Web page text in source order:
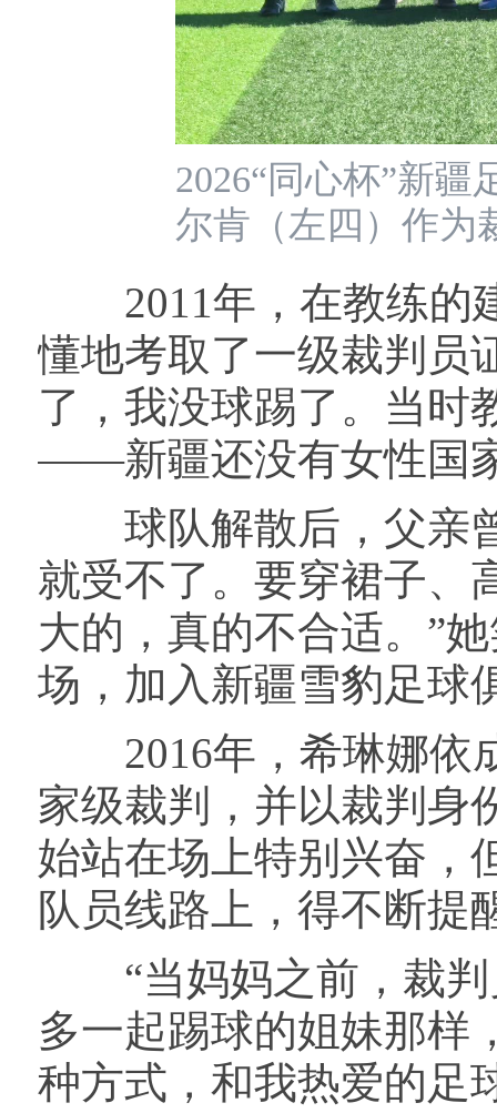
2026“同心杯”新疆
尔肯（左四）作为
2011年，在教练的
懂地考取了一级裁判员
了，我没球踢了。当时
——新疆还没有女性国
球队解散后，父亲曾
就受不了。要穿裙子、
大的，真的不合适。”
场，加入新疆雪豹足球
2016年，希琳娜依成
家级裁判，并以裁判身
始站在场上特别兴奋，
队员线路上，得不断提
“当妈妈之前，裁判
多一起踢球的姐妹那样
种方式，和我热爱的足